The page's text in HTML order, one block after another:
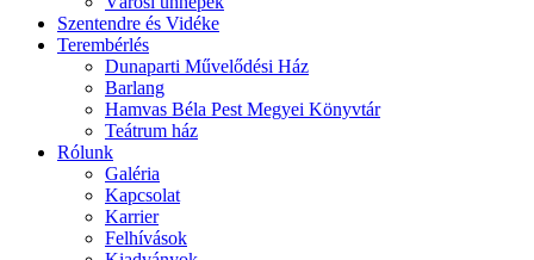
Szentendre és Vidéke
Terembérlés
Dunaparti Művelődési Ház
Barlang
Hamvas Béla Pest Megyei Könyvtár
Teátrum ház
Rólunk
Galéria
Kapcsolat
Karrier
Felhívások